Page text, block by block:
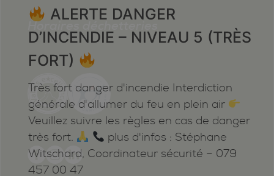
Horaires déchetteries
ALERTE DANGER
D’INCENDIE – NIVEAU 5 (TRÈS
FORT)
Très fort danger d'incendie Interdiction
générale d'allumer du feu en plein air
Veuillez suivre les règles en cas de danger
très fort.
plus d'infos : Stéphane
Witschard, Coordinateur sécurité – 079
457 00 47